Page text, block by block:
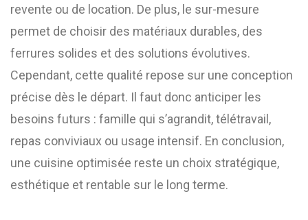
revente ou de location. De plus, le sur-mesure
permet de choisir des matériaux durables, des
ferrures solides et des solutions évolutives.
Cependant, cette qualité repose sur une conception
précise dès le départ. Il faut donc anticiper les
besoins futurs : famille qui s’agrandit, télétravail,
repas conviviaux ou usage intensif. En conclusion,
une cuisine optimisée reste un choix stratégique,
esthétique et rentable sur le long terme.